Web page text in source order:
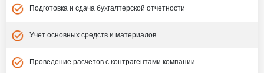
Подготовка и сдача бухгалтерской отчетности
Учет основных средств и материалов
Проведение расчетов с контрагентами компании